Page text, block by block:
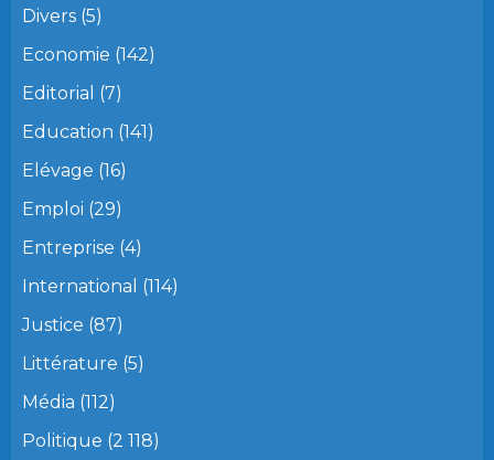
Divers (5)
Economie (142)
Editorial (7)
Education (141)
Elévage (16)
Emploi (29)
Entreprise (4)
International (114)
Justice (87)
Littérature (5)
Média (112)
Politique (2 118)